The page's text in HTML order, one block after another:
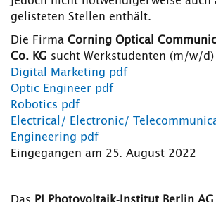
gelisteten Stellen enthält.
Die Firma Corning Optical
Co. KG sucht Werkstudenten (m/w/d)
Digital Marketing pdf
Optic Engineer pdf
Robotics pdf
Electrical/ Electronic/
Engineering pdf
Eingegangen am 25. August 2022